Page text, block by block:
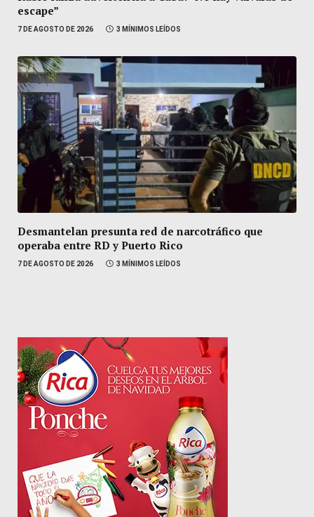
escape”
7 DE AGOSTO DE 2026 3 MÍNIMOS LEÍDOS
Desmantelan presunta red de narcotráfico que
operaba entre RD y Puerto Rico
7 DE AGOSTO DE 2026 3 MÍNIMOS LEÍDOS